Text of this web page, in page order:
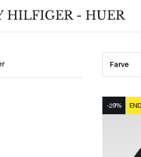
HILFIGER - HUER
Farve
-29%